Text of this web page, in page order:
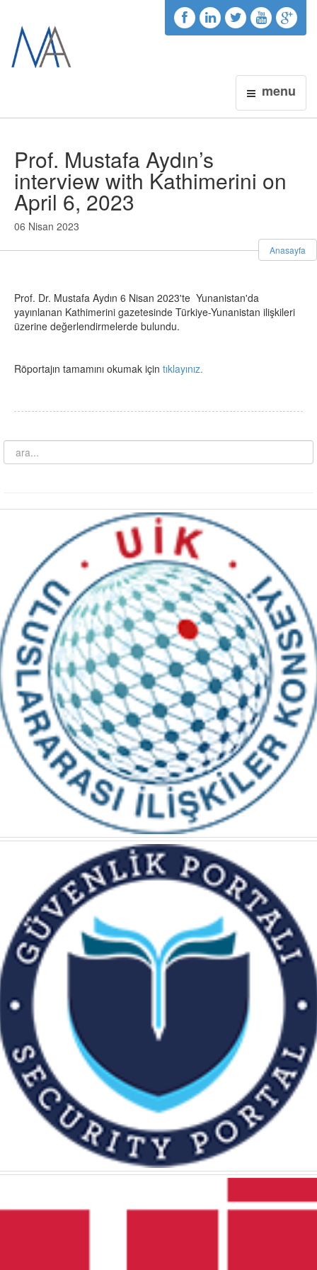
menu
Prof. Mustafa Aydın’s
interview with Kathimerini on
April 6, 2023
06 Nisan 2023
Anasayfa
Prof. Dr. Mustafa Aydın 6 Nisan 2023'te Yunanistan'da
yayınlanan Kathimerini gazetesinde Türkiye-Yunanistan ilişkileri
üzerine değerlendirmelerde bulundu.
Röportajın tamamını okumak için tıklayınız.